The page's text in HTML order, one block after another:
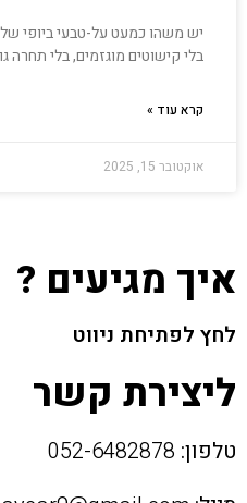
יש משהו כמעט על-טבעי ביופי
בלי קישוטים מוגזמים, בלי תחרה
קרא עוד »
אוקטובר 15, 2025
איך מגיעים ?
לחץ לפתיחת ניווט
ליצירת קשר
טלפון: